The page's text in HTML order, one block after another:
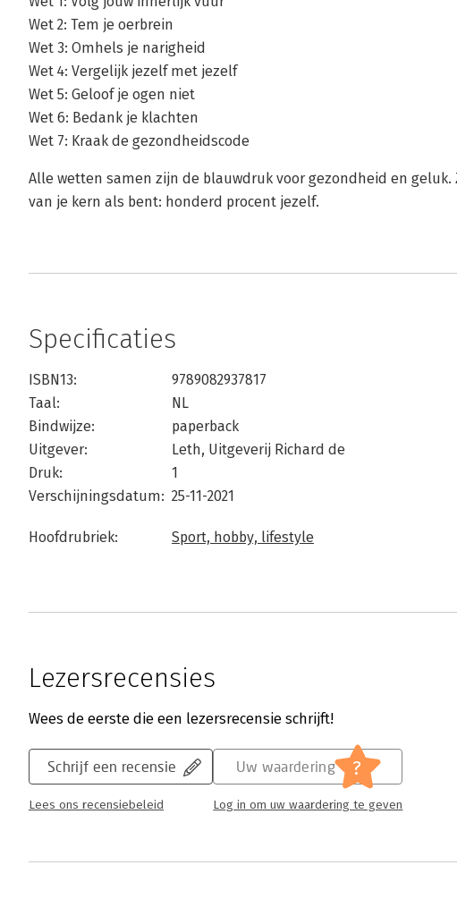
Wet 2: Tem je oerbrein
Wet 3: Omhels je narigheid
Wet 4: Vergelijk jezelf met jezelf
Wet 5: Geloof je ogen niet
Wet 6: Bedank je klachten
Wet 7: Kraak de gezondheidscode
Alle wetten samen zijn de blauwdruk voor gezondheid en geluk.
van je kern als bent: honderd procent jezelf.
Specificaties
ISBN13:
9789082937817
Taal:
NL
Bindwijze:
paperback
Uitgever:
Leth, Uitgeverij Richard de
Druk:
1
Verschijningsdatum: 25-11-2021
Hoofdrubriek: Sport, hobby, lifestyle
Lezersrecensies
Wees de eerste die een lezersrecensie schrijft!
Schrijf een recensie
Lees ons recensiebeleid
Uw waardering ?
Log in om uw waardering te geven